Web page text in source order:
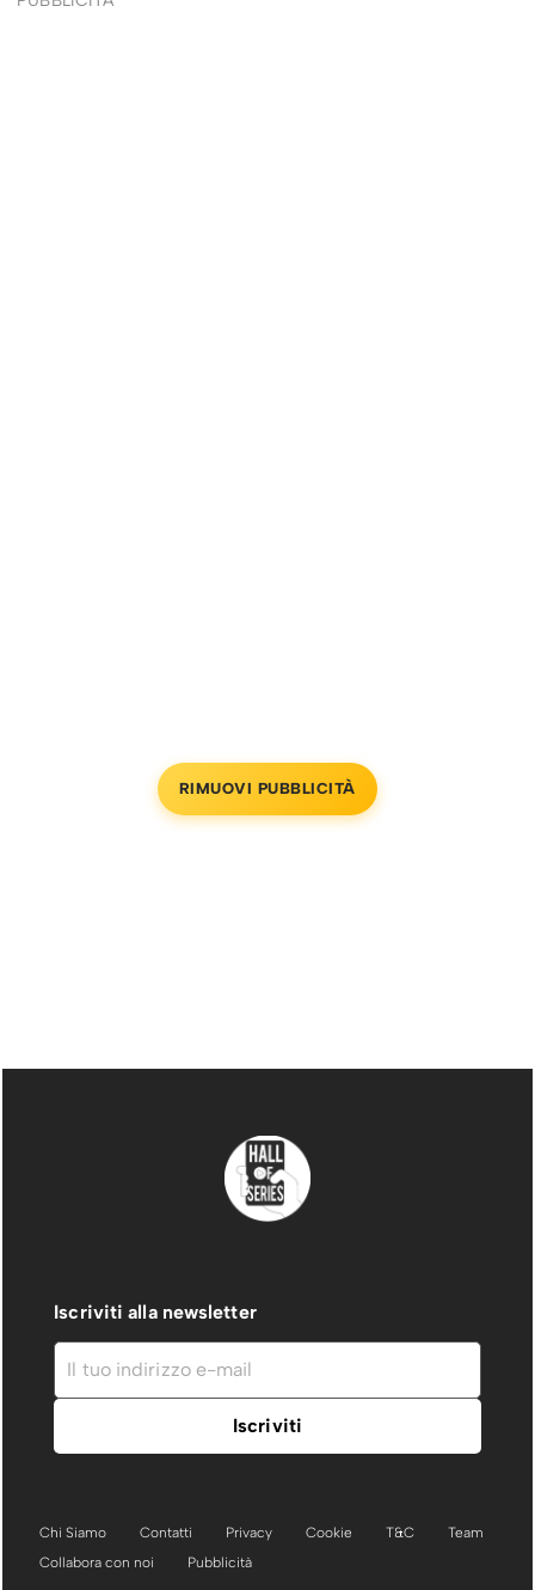
RIMUOVI PUBBLICITÀ
Iscriviti alla newsletter
Chi Siamo Contatti Privacy Cookie T&C
Team
Collabora con noi
Pubblicità